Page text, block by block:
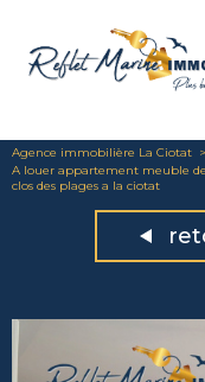
Agence immobilière La Ciotat
A louer appartement meuble
clos des plages a la ciotat